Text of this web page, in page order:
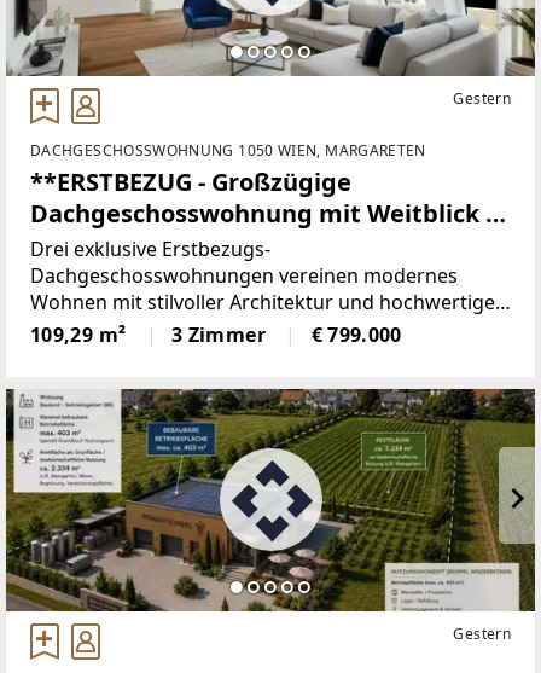
Gestern
DACHGESCHOSSWOHNUNG 1050 WIEN, MARGARETEN
**ERSTBEZUG - Großzügige
Dachgeschosswohnung mit Weitblick in
zentraler Lage mit Dachterrasse und
Balkon**
Drei exklusive Erstbezugs-
Dachgeschosswohnungen vereinen modernes
Wohnen mit stilvoller Architektur und hochwertiger
Ausstattung auf höchstem Niveau. Edle Materialien,
großzügige Fensterflächen und durchdacht
109,29 m² 3 Zimmer € 799.000
Gestern